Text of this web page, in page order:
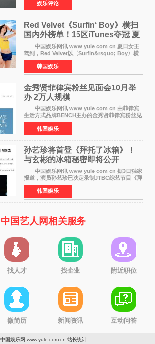
脉络，首次完整公开了从逐梦少年到横跨美业、
公益等多领域的
娱乐评论
Red Velvet《Surfin‘ Boy》横扫
国内外榜单！15区iTunes夺冠 夏
日女王强势回归
中国娱乐网讯 www yule com cn 夏日女王
驾到，Red Velvet以〈Surfin&rsquo; Boy〉横
扫国内外榜单，获得音乐粉丝的热烈反响。
Red Velvet于3日发行了夏日迷你专辑《Velvet
Summer》，
韩国娱乐
金秀贤菲律宾粉丝见面会10月举
办 2万人规模
中国娱乐网讯 www yule com cn 由菲律宾
生活方式品牌BENCH主办的金秀贤菲律宾粉丝见
面会，将于10月2日在马尼拉SM Mall of
Asia（MOA）竞技场举行，预计规模达2万人。
这也是金秀贤自去年陷
韩国娱乐
孙艺珍将首登《拜托了冰箱》！
与玄彬的冰箱秘密即将公开
中国娱乐网讯 www yule com cn 据3日独家
报道，演员孙艺珍已决定录制JTBC综艺节目《拜
托了冰箱》，目前正在协调具体细节。这是孙艺
珍首次公开个人冰箱，也是她婚后首次以玄彬的
妻子身份参与
韩国娱乐
中国艺人网相关服务
找人才 找企业 附近职位
微简历 新闻资讯 互动问答
中国娱乐网 www.yule.com.cn 站长统计